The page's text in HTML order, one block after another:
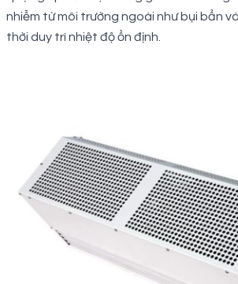
nhiễm từ môi trường ngoài như bụi bẩn
thời duy trì nhiệt độ ổn định.